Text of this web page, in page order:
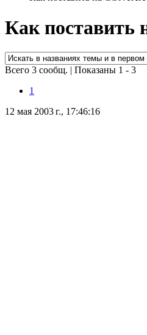
Как поставить
Всего 3 сообщ. | Показаны 1 - 3
1
12 мая 2003 г., 17:46:16